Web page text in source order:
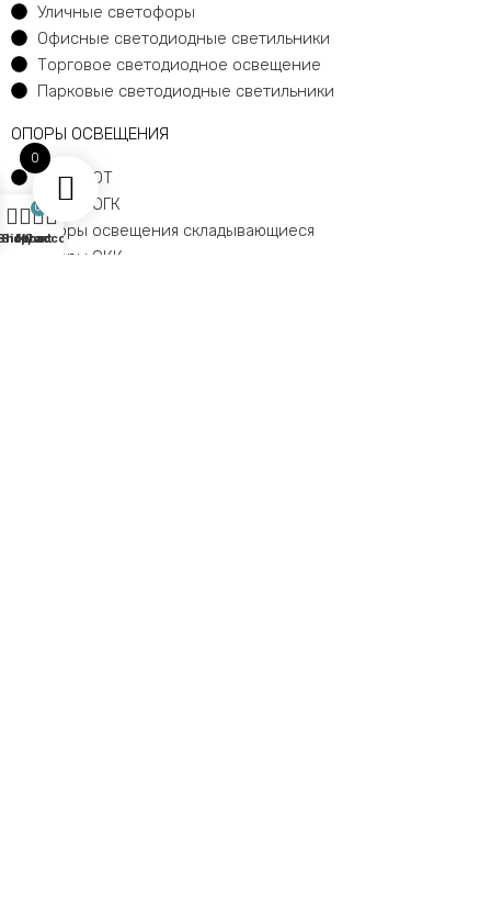
Уличные светофоры
Офисные светодиодные светильники
Торговое светодиодное освещение
Парковые светодиодные светильники
ОПОРЫ ОСВЕЩЕНИЯ
Опоры ОТ
Опоры ОГК
Опоры освещения складывающиеся
Опоры ОКК
0
Sidebar
0
Cart
My account